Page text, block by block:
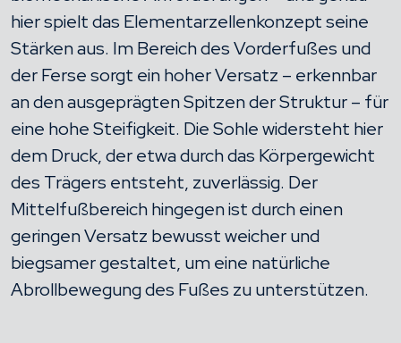
hier spielt das Elementarzellenkonzept seine
Stärken aus. Im Bereich des Vorderfußes und
der Ferse sorgt ein hoher Versatz – erkennbar
an den ausgeprägten Spitzen der Struktur – für
eine hohe Steifigkeit. Die Sohle widersteht hier
dem Druck, der etwa durch das Körpergewicht
des Trägers entsteht, zuverlässig. Der
Mittelfußbereich hingegen ist durch einen
geringen Versatz bewusst weicher und
biegsamer gestaltet, um eine natürliche
Abrollbewegung des Fußes zu unterstützen.